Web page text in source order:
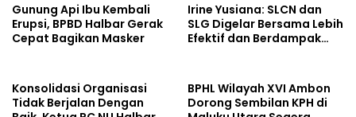
Gunung Api Ibu Kembali
Erupsi, BPBD Halbar Gerak
Cepat Bagikan Masker
Irine Yusiana: SLCN dan
SLG Digelar Bersama Lebih
Efektif dan Berdampak
Konsolidasi Organisasi
Tidak Berjalan Dengan
BPHL Wilayah XVI Ambon
Dorong Sembilan KPH di